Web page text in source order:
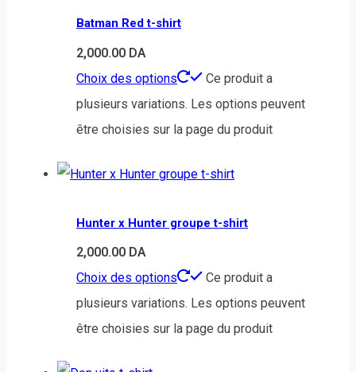
Batman Red t-shirt
2,000.00 DA
Choix des options
Ce produit a
plusieurs variations. Les options peuvent
être choisies sur la page du produit
Hunter x Hunter groupe t-shirt
2,000.00 DA
Choix des options
Ce produit a
plusieurs variations. Les options peuvent
être choisies sur la page du produit